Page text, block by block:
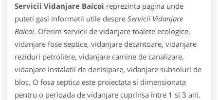
Servicii Vidanjare Baicoi reprezinta pagina unde
puteti gasi informatii utile despre Servicii Vidanjare
Baicoi. Oferim servicii de vidanjare toalete ecologice,
vidanjare fose septice, vidanjare decantoare, vidanjare
reziduri petroliere, vidanjare camine de canalizare,
vidanjare instalatii de denisipare, vidanjare subsoluri de
bloc. O fosa septica este proiectata si dimensionata
pentru o perioada de vidanjare cuprinsa intre 1 si 3 ani.